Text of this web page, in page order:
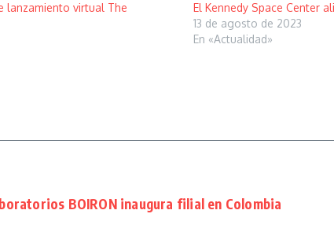
lanzamiento virtual The
El Kennedy Space Center
13 de agosto de 2023
En «Actualidad»
BOIRON inaugura filial en Colombia